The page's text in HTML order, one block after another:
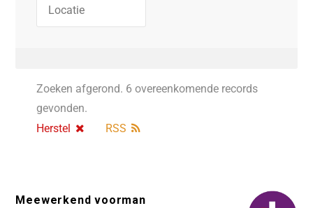
Zoeken afgerond. 6 overeenkomende records
gevonden.
Herstel
RSS
Meewerkend voorman